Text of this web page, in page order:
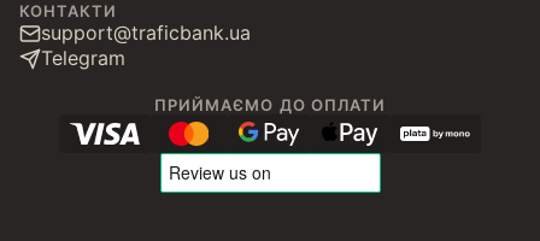
КОНТАКТИ
support@traficbank.ua
Telegram
ПРИЙМАЄМО ДО ОПЛАТИ